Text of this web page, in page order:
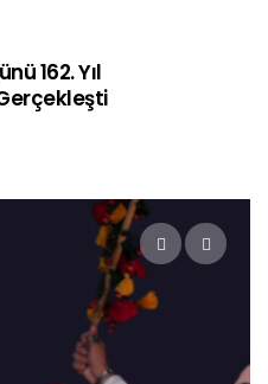
162. Yıl